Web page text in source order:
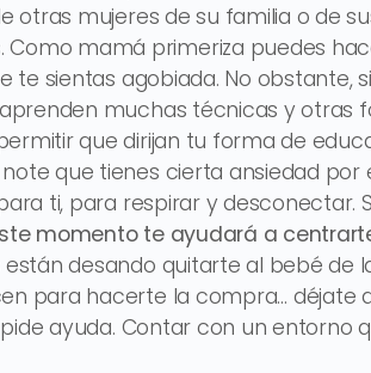
otras mujeres de su familia o de
mamá primeriza puedes
te sientas agobiada. No obstante,
muchas técnicas y otras
que dirijan tu forma de
que tienes cierta ansiedad por
ti, para respirar y desconectar.
momento te ayudará a
están desando quitarte al bebé de
para hacerte la compra… déjate
ayuda. Contar con un entorno